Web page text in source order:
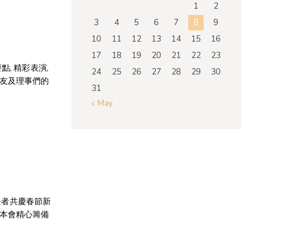
, 精彩表演,
及理事們的
共慶春節新
會精心籌備
1
2
3
4 5 6 7 8
9
10
11 12 13 14 15
16
17
18 19 20 21 22
23
24
25 26 27 28 29
30
31
« May